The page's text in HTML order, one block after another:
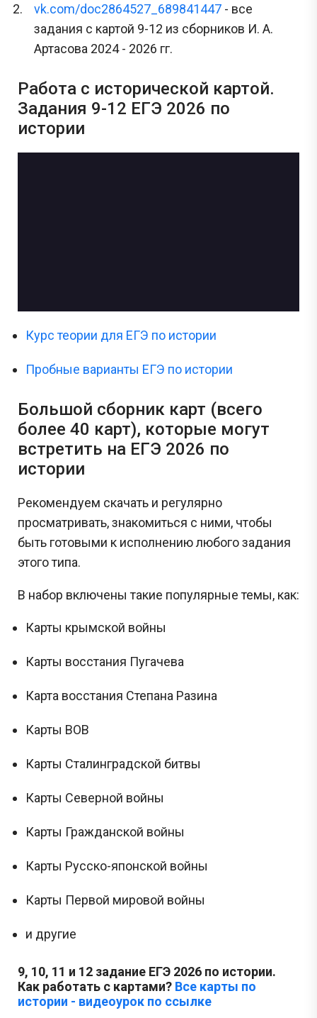
vk.com/doc2864527_689841447 - все
задания с картой 9-12 из сборников И. А.
Артасова 2024 - 2026 гг.
Работа с исторической картой.
Задания 9-12 ЕГЭ 2026 по
истории
Курс теории для ЕГЭ по истории
Пробные варианты ЕГЭ по истории
Большой сборник карт (всего
более 40 карт), которые могут
встретить на ЕГЭ 2026 по
истории
Рекомендуем скачать и регулярно
просматривать, знакомиться с ними, чтобы
быть готовыми к исполнению любого задания
этого типа.
В набор включены такие популярные темы, как:
Карты крымской войны
Карты восстания Пугачева
Карта восстания Степана Разина
Карты ВОВ
Карты Сталинградской битвы
Карты Северной войны
Карты Гражданской войны
Карты Русско-японской войны
Карты Первой мировой войны
и другие
9, 10, 11 и 12 задание ЕГЭ 2026 по истории.
Как работать с картами? Все карты по
истории - видеоурок по ссылке